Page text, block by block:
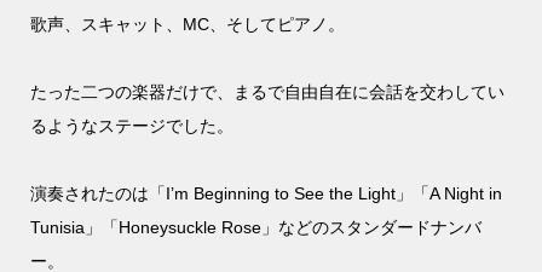
歌声、スキャット、MC、そしてピアノ。
たった二つの楽器だけで、まるで自由自在に会話を交わしてい
るようなステージでした。
演奏されたのは「I’m Beginning to See the Light」「A Night in
Tunisia」「Honeysuckle Rose」などのスタンダードナンバ
ー。